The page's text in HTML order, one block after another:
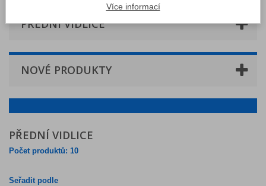
PŘEDNÍ VIDLICE
NOVÉ PRODUKTY
PŘEDNÍ VIDLICE
Počet produktů: 10
Seřadit podle
Více informací